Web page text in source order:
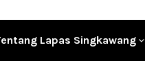
Lapas Singkawang